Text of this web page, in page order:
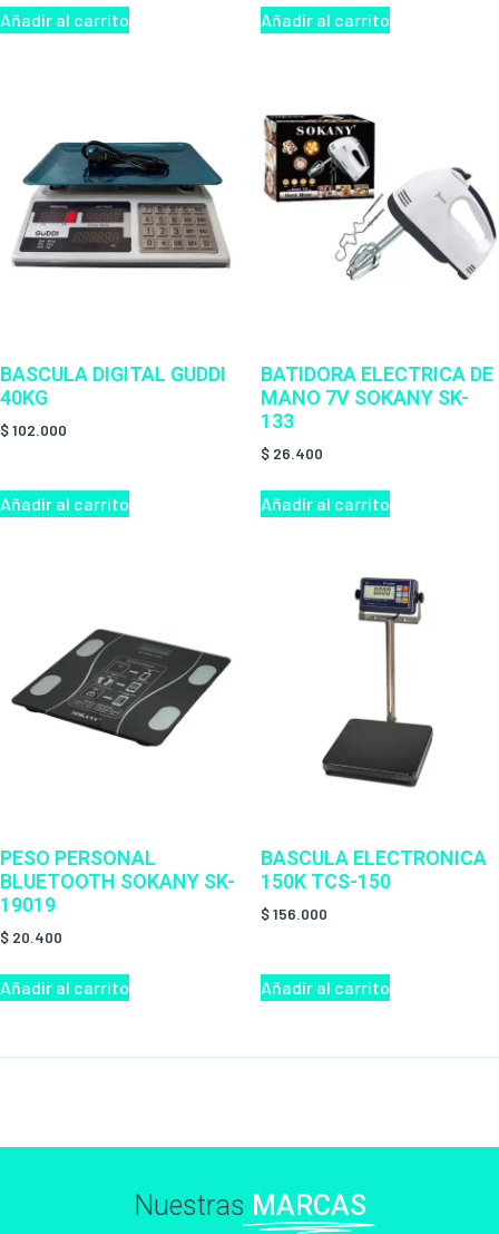
Añadir al carrito Añadir al carrito
BASCULA DIGITAL GUDDI
40KG
$102.000
Añadir al carrito
BATIDORA ELECTRICA DE
MANO 7V SOKANY SK-
133
$ 26.400
Añadir al carrito
PESO PERSONAL
BLUETOOTH SOKANY SK-
19019
$ 20.400
Añadir al carrito
BASCULA ELECTRONICA
150K TCS-150
$156.000
Añadir al carrito
Nuestras MARCAS